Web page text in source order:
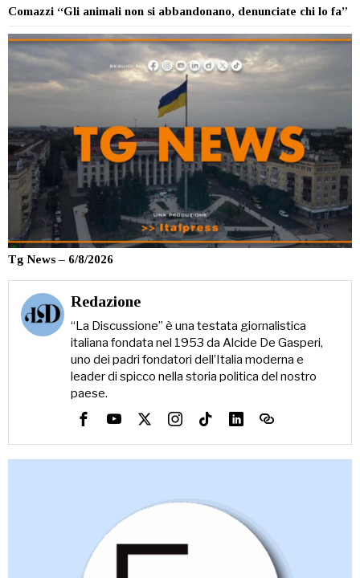
Comazzi “Gli animali non si abbandonano, denunciate chi lo fa”
Tg News – 6/8/2026
Redazione
“La Discussione” è una testata giornalistica
italiana fondata nel 1953 da Alcide De Gasperi,
uno dei padri fondatori dell’Italia moderna e
leader di spicco nella storia politica del nostro
paese.